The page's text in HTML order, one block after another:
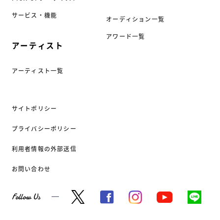
サービス・機能
アーティスト
アーティスト一覧
オーディション一覧
アワード一覧
サイトポリシー
プライバシーポリシー
利用者情報の外部送信
お問い合わせ
Follow Us